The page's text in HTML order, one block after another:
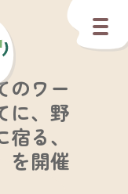
のワー
に、野
る、
を開催